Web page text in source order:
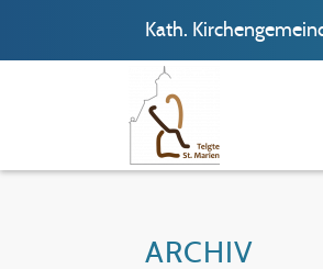
Kath.
ARCHIV